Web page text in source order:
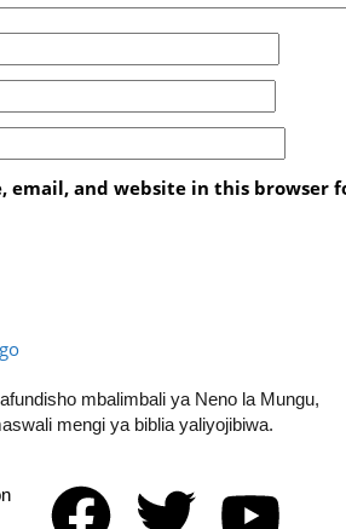
email, and website in this browser
mbalimbali ya Neno la Mungu,
mengi ya biblia yaliyojibiwa.